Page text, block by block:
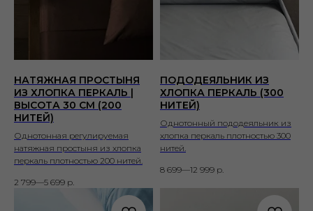
НАТЯЖНАЯ ПРОСТЫНЯ
ИЗ ХЛОПКА ПЕРКАЛЬ |
ВЫСОТА 30 СМ (200
НИТЕЙ)
Однотонная регулируемая
натяжная простыня из хлопка
перкаль плотностью 200 нитей.
2 799—5 699 р.
ПОДОДЕЯЛЬНИК ИЗ
ХЛОПКА ПЕРКАЛЬ (300
НИТЕЙ)
Однотонный пододеяльник из
хлопка перкаль плотностью 300
нитей.
8 699—12 999 р.